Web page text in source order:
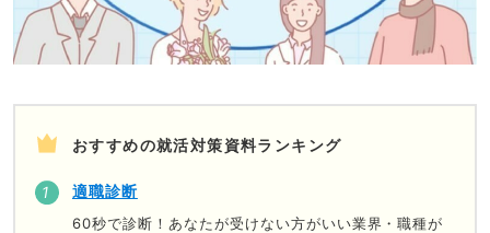
おすすめの就活対策資料ランキング
適職診断
60秒で診断！あなたが受けない方がいい業界・職種が